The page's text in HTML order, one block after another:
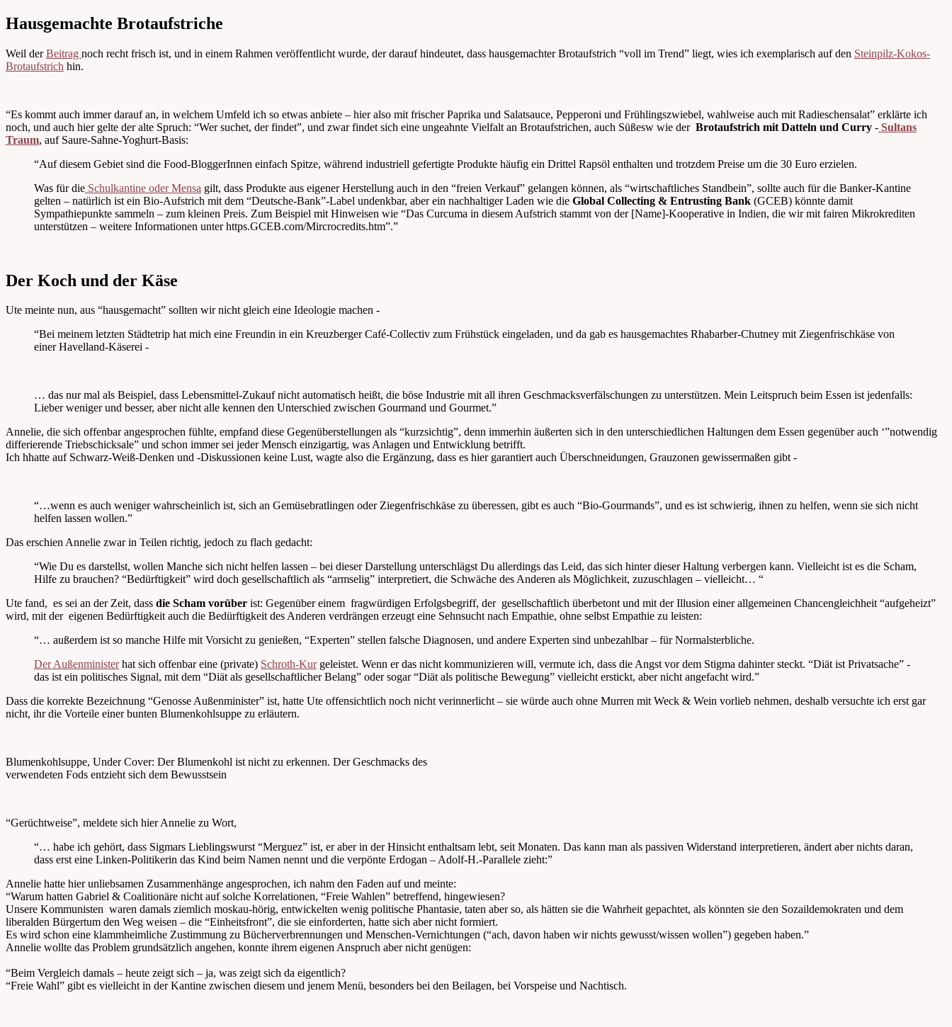
Hausgemachte Brotaufstriche
Weil derBeitrag noch recht frisch ist, und in einem Rahmen veröffentlicht wurde, der darauf hindeutet, dass hausgemachter Brotaufstrich “voll im Trend” liegt, wies ich exemplarisch auf den Steinpilz-Kokos-
Brotaufstrich hin.
“Es kommt auch immer darauf an, in welchem Umfeld ich so etwas anbiete – hier also mit frischer Paprika und Salatsauce, Pepperoni und Frühlingszwiebel, wahlweise auch mit Radieschensalat” erklärte ich
noch, und auch hier gelte der alte Spruch: “Wer suchet, der findet”, und zwar findet sich eine ungeahnte Vielfalt an Brotaufstrichen, auch Süßesw wie der Brotaufstrich mit Datteln und Curry - Sultans
Traum, auf Saure-Sahne-Yoghurt-Basis:
“Auf diesem Gebiet sind die Food-BloggerInnen einfach Spitze, während industriell gefertigte Produkte häufig ein Drittel Rapsöl enthalten und trotzdem Preise um die 30 Euro erzielen.
Was für die Schulkantine oder Mensa gilt, dass Produkte aus eigener Herstellung auch in den “freien Verkauf” gelangen können, als “wirtschaftliches Standbein”, sollte auch für die Banker-Kantine
gelten – natürlich ist ein Bio-Aufstrich mit dem “Deutsche-Bank”-Label undenkbar, aber ein nachhaltiger Laden wie die Global Collecting & Entrusting Bank (GCEB) könnte damit
Sympathiepunkte sammeln – zum kleinen Preis. Zum Beispiel mit Hinweisen wie “Das Curcuma in diesem Aufstrich stammt von der [Name]-Kooperative in Indien, die wir mit fairen Mikrokrediten
unterstützen – weitere Informationen unter https.GCEB.com/Mircrocredits.htm”.”
Der Koch und der Käse
Ute meinte nun, aus “hausgemacht” sollten wir nicht gleich eine Ideologie machen -
“Bei meinem letzten Städtetrip hat mich eine Freundin in ein Kreuzberger Café-Collectiv zum Frühstück eingeladen, und da gab es hausgemachtes Rhabarber-Chutney mit Ziegenfrischkäse von
einer Havelland-Käserei -
… das nur mal als Beispiel, dass Lebensmittel-Zukauf nicht automatisch heißt, die böse Industrie mit all ihren Geschmacksverfälschungen zu unterstützen. Mein Leitspruch beim Essen ist jedenfalls:
Lieber weniger und besser, aber nicht alle kennen den Unterschied zwischen Gourmand und Gourmet.”
Annelie, die sich offenbar angesprochen fühlte, empfand diese Gegenüberstellungen als “kurzsichtig”, denn immerhin äußerten sich in den unterschiedlichen Haltungen dem Essen gegenüber auch ‘”notwendig
differierende Triebschicksale” und schon immer sei jeder Mensch einzigartig, was Anlagen und Entwicklung betrifft.
Ich hhatte auf Schwarz-Weiß-Denken und -Diskussionen keine Lust, wagte also die Ergänzung, dass es hier garantiert auch Überschneidungen, Grauzonen gewissermaßen gibt -
“…wenn es auch weniger wahrscheinlich ist, sich an Gemüsebratlingen oder Ziegenfrischkäse zu überessen, gibt es auch “Bio-Gourmands”, und es ist schwierig, ihnen zu helfen, wenn sie sich nicht
helfen lassen wollen.”
Das erschien Annelie zwar in Teilen richtig, jedoch zu flach gedacht:
“Wie Du es darstellst, wollen Manche sich nicht helfen lassen – bei dieser Darstellung unterschlägst Du allerdings das Leid, das sich hinter dieser Haltung verbergen kann. Vielleicht ist es die Scham,
Hilfe zu brauchen? “Bedürftigkeit” wird doch gesellschaftlich als “armselig” interpretiert, die Schwäche des Anderen als Möglichkeit, zuzuschlagen – vielleicht… “
Ute fand, es sei an der Zeit, dass die Scham vorüber ist: Gegenüber einem fragwürdigen Erfolgsbegriff, der gesellschaftlich überbetont und mit der Illusion einer allgemeinen Chancengleichheit “aufgeheizt”
wird, mit der eigenen Bedürftigkeit auch die Bedürftigkeit des Anderen verdrängen erzeugt eine Sehnsucht nach Empathie, ohne selbst Empathie zu leisten:
“… außerdem ist so manche Hilfe mit Vorsicht zu genießen, “Experten” stellen falsche Diagnosen, und andere Experten sind unbezahlbar – für Normalsterbliche.
Der Außenministerhat sich offenbar eine (private) Schroth-Kurgeleistet. Wenn er das nicht kommunizieren will, vermute ich, dass die Angst vor dem Stigma dahinter steckt. “Diät ist Privatsache” -
das ist ein politisches Signal, mit dem “Diät als gesellschaftlicher Belang” oder sogar “Diät als politische Bewegung” vielleicht erstickt, aber nicht angefacht wird.”
Dass die korrekte Bezeichnung “Genosse Außenminister” ist, hatte Ute offensichtlich noch nicht verinnerlicht – sie würde auch ohne Murren mit Weck & Wein vorlieb nehmen, deshalb versuchte ich erst gar
nicht, ihr die Vorteile einer bunten Blumenkohlsuppe zu erläutern.
Blumenkohlsuppe, Under Cover: Der Blumenkohl ist nicht zu erkennen. Der Geschmacks des
verwendeten Fods entzieht sich dem Bewusstsein
“Gerüchtweise”, meldete sich hier Annelie zu Wort,
“… habe ich gehört, dass Sigmars Lieblingswurst “Merguez” ist, er aber in der Hinsicht enthaltsam lebt, seit Monaten. Das kann man als passiven Widerstand interpretieren, ändert aber nichts daran,
dass erst eine Linken-Politikerin das Kind beim Namen nennt und die verpönte Erdogan – Adolf-H.-Parallele zieht:”
Annelie hatte hier unliebsamen Zusammenhänge angesprochen, ich nahm den Faden auf und meinte:
“Warum hatten Gabriel & Coalitionäre nicht auf solche Korrelationen, “Freie Wahlen” betreffend, hingewiesen?
Unsere Kommunisten waren damals ziemlich moskau-hörig, entwickelten wenig politische Phantasie, taten aber so, als hätten sie die Wahrheit gepachtet, als könnten sie den Sozaildemokraten und dem
liberalden Bürgertum den Weg weisen – die “Einheitsfront”, die sie einforderten, hatte sich aber nicht formiert.
Es wird schon eine klammheimliche Zustimmung zu Bücherverbrennungen und Menschen-Vernichtungen (“ach, davon haben wir nichts gewusst/wissen wollen”) gegeben haben.”
Annelie wollte das Problem grundsätzlich angehen, konnte ihrem eigenen Anspruch aber nicht genügen:
“Beim Vergleich damals – heute zeigt sich – ja, was zeigt sich da eigentlich?
“Freie Wahl” gibt es vielleicht in der Kantine zwischen diesem und jenem Menü, besonders bei den Beilagen, bei Vorspeise und Nachtisch.